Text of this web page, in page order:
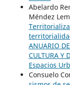
Abelardo
Méndez
ANUARIO
CULTURA Y
Espacios
Consuelo